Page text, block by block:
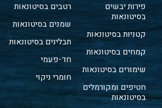
פירות יבשים
בסיטונאות
קטניות בסיטונאות
קמחים בסיטונאות
שימורים בסיטונאות
חטיפים ומקורמלים
בסיטונאות
רטבים בסיטונאות
שמנים בסיטונאות
תבלינים בסיטונאות
חד-פעמי
חומרי ניקוי